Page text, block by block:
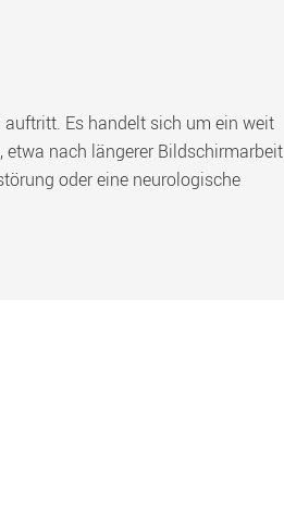
Es handelt sich um ein weit
nach längerer Bildschirmarbeit
oder eine neurologische